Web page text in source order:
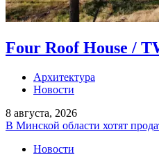
Four Roof House /
Архитектура
Новости
8 августа, 2026
В Минской области хотят
Новости